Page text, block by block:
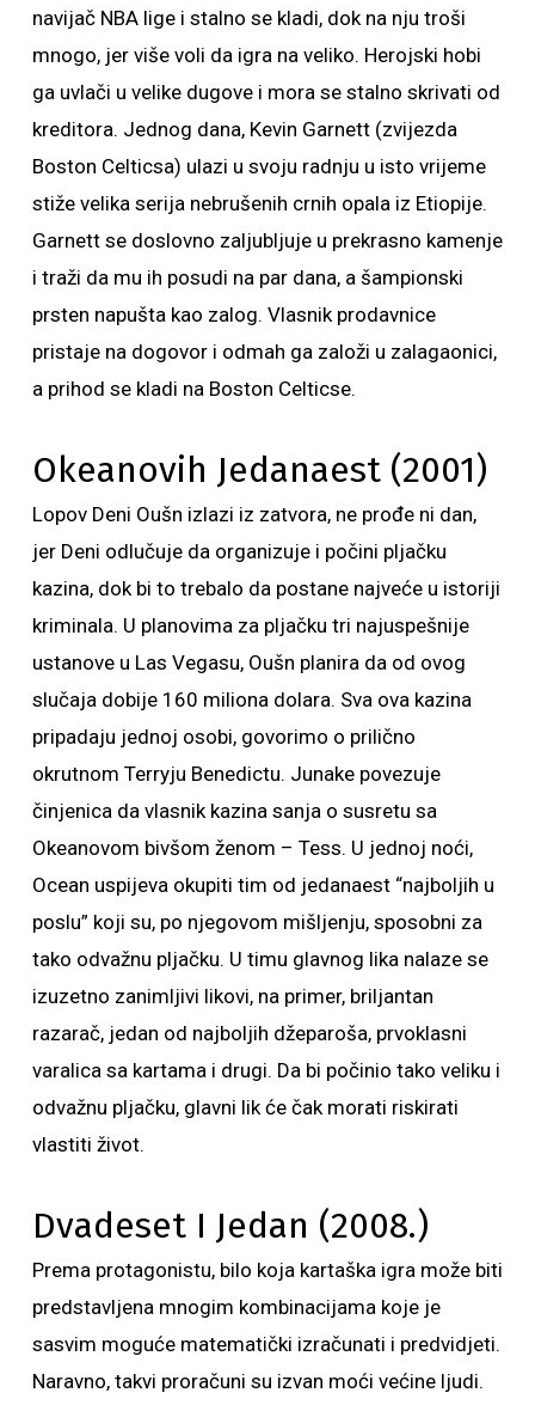
navijač NBA lige i stalno se kladi, dok na nju troši
mnogo, jer više voli da igra na veliko. Herojski hobi
ga uvlači u velike dugove i mora se stalno skrivati od
kreditora. Jednog dana, Kevin Garnett (zvijezda
Boston Celticsa) ulazi u svoju radnju u isto vrijeme
stiže velika serija nebrušenih crnih opala iz Etiopije.
Garnett se doslovno zaljubljuje u prekrasno kamenje
i traži da mu ih posudi na par dana, a šampionski
prsten napušta kao zalog. Vlasnik prodavnice
pristaje na dogovor i odmah ga založi u zalagaonici,
a prihod se kladi na Boston Celticse.
Okeanovih Jedanaest (2001)
Lopov Deni Oušn izlazi iz zatvora, ne prođe ni dan,
jer Deni odlučuje da organizuje i počini pljačku
kazina, dok bi to trebalo da postane najveće u istoriji
kriminala. U planovima za pljačku tri najuspešnije
ustanove u Las Vegasu, Oušn planira da od ovog
slučaja dobije 160 miliona dolara. Sva ova kazina
pripadaju jednoj osobi, govorimo o prilično
okrutnom Terryju Benedictu. Junake povezuje
činjenica da vlasnik kazina sanja o susretu sa
Okeanovom bivšom ženom – Tess. U jednoj noći,
Ocean uspijeva okupiti tim od jedanaest “najboljih u
poslu” koji su, po njegovom mišljenju, sposobni za
tako odvažnu pljačku. U timu glavnog lika nalaze se
izuzetno zanimljivi likovi, na primer, briljantan
razarač, jedan od najboljih džeparoša, prvoklasni
varalica sa kartama i drugi. Da bi počinio tako veliku i
odvažnu pljačku, glavni lik će čak morati riskirati
vlastiti život.
Dvadeset I Jedan (2008.)
Prema protagonistu, bilo koja kartaška igra može biti
predstavljena mnogim kombinacijama koje je
sasvim moguće matematički izračunati i predvidjeti.
Naravno, takvi proračuni su izvan moći većine ljudi.